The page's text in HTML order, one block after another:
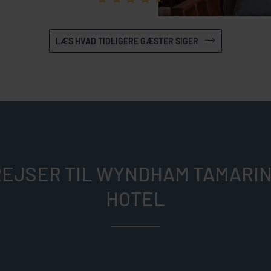
LÆS HVAD TIDLIGERE GÆSTER SIGER
TIL WYNDHAM
HOTEL